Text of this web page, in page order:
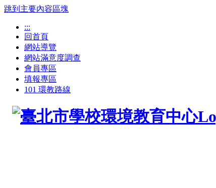
跳到主要內容區塊
:::
回首頁
網站導覽
網站滿意度調查
會員專區
填報專區
101 環教路線